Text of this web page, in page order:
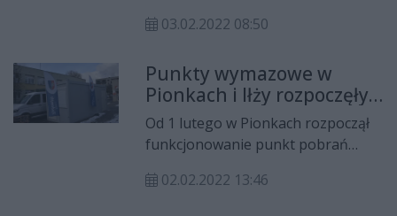
10 pracuje z ograniczeniami. Kary
nie zapłacimy gotówką.
03.02.2022 08:50
Punkty wymazowe w
Pionkach i Iłży rozpoczęły
działalność
Od 1 lutego w Pionkach rozpoczął
funkcjonowanie punkt pobrań
pierwszego dnia skorzystało z
02.02.2022 13:46